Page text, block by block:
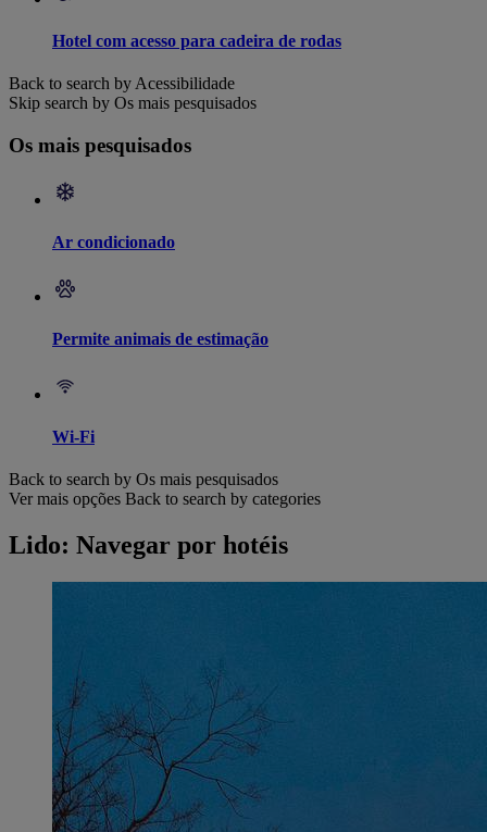
Hotel com acesso para cadeira de rodas
Back to search by Acessibilidade
Skip search by Os mais pesquisados
Os mais pesquisados
Ar condicionado
Permite animais de estimação
Wi-Fi
Back to search by Os mais pesquisados
Ver mais opções Back to search by categories
Lido: Navegar por hotéis